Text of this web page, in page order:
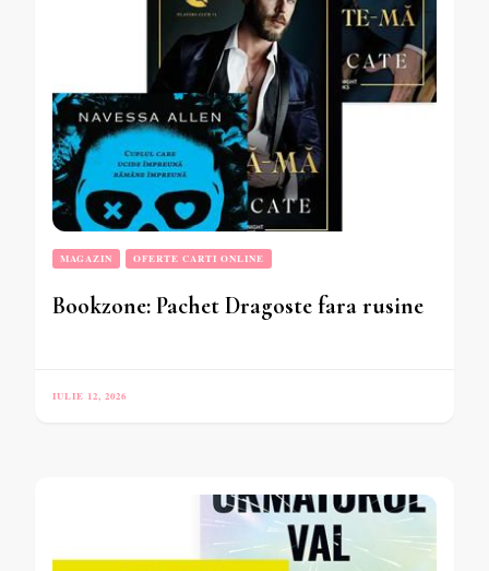
MAGAZIN OFERTE CARTI ONLINE
Bookzone: Pachet Dragoste fara rusine
IULIE 12, 2026